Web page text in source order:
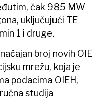
čak 985 MW
uključujući TE
1 i druge.
broj novih OIE
mrežu, koja je
podacima OIEH,
studija